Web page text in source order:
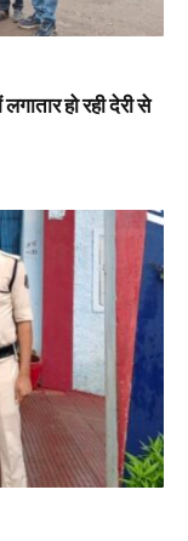
हो रही देरी से